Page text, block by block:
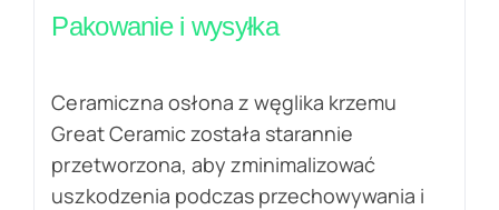
Pakowanie i wysyłka
Ceramiczna osłona z węglika krzemu
Great Ceramic została starannie
przetworzona, aby zminimalizować
uszkodzenia podczas przechowywania i